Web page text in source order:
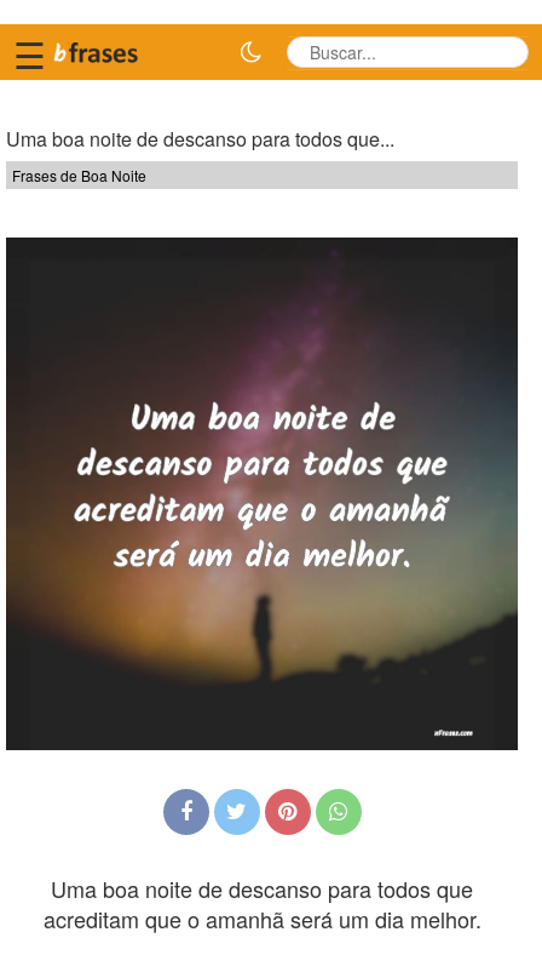
☰
Uma boa noite de descanso para todos que...
Frases de Boa Noite
Uma boa noite de descanso para todos que
acreditam que o amanhã será um dia melhor.